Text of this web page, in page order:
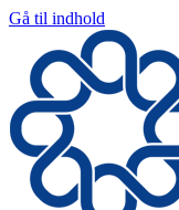
Gå til indhold